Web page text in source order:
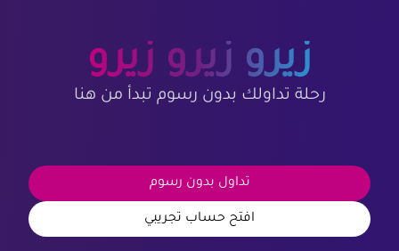
زيرو زيرو زيرو
رحلة تداولك بدون رسوم تبدأ من هنا
تداول بدون رسوم
افتح حساب تجريبي